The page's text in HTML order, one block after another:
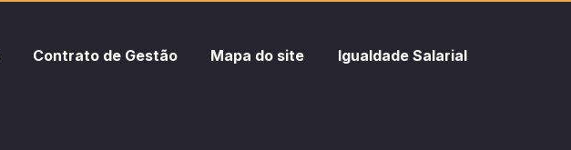
Contrato de Gestão Mapa do site Igualdade Salarial